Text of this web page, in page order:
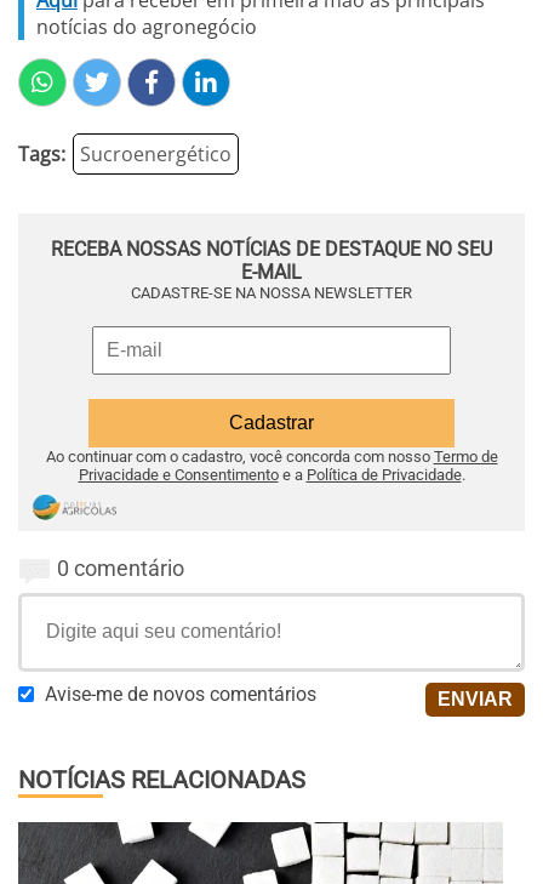
notícias do agronegócio
Tags: Sucroenergético
RECEBA NOSSAS NOTÍCIAS DE DESTAQUE NO SEU
E-MAIL
CADASTRE-SE NA NOSSA NEWSLETTER
Ao continuar com o cadastro, você concorda com nosso Termo de
Privacidade e Consentimentoe a Política de Privacidade.
0 comentário
Avise-me de novos comentários
NOTÍCIAS RELACIONADAS